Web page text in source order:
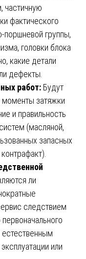
частичную
фактического
поршневой группы,
головки блока
какие детали
дефекты.
работ: Будут
моменты затяжки
и правильность
(масляной,
запасных
ли
следствием
или